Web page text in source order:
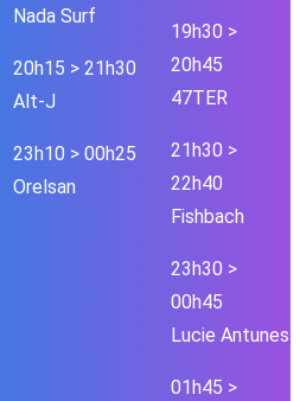
Nada Surf
20h15 > 21h30
Alt-J
23h10 > 00h25
Orelsan
19h30 >
20h45
47TER
21h30 >
22h40
Fishbach
23h30 >
00h45
Lucie Antunes
01h45 >